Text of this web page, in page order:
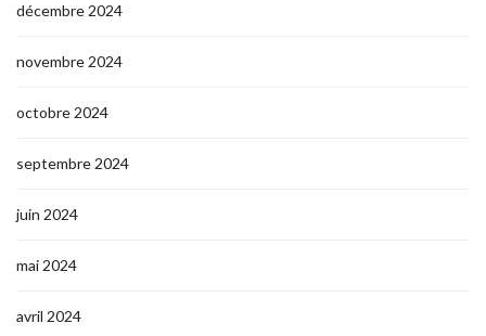
décembre 2024
novembre 2024
octobre 2024
septembre 2024
juin 2024
mai 2024
avril 2024